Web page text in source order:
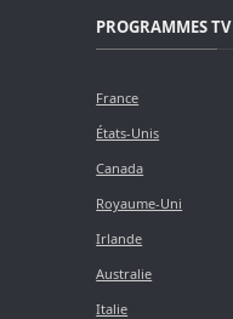
PROGRAMMES TV
France
États-Unis
Canada
Royaume-Uni
Irlande
Australie
Italie